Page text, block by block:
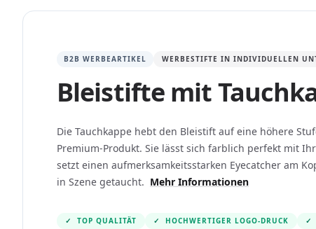
B2B WERBEARTIKEL WERBESTIFTE IN INDIVIDUELLEN
Bleistifte mit
Die Tauchkappe hebt den Bleistift auf eine höhere
Premium-Produkt. Sie lässt sich farblich perfekt mit
setzt einen aufmerksamkeitsstarken Eyecatcher am
in Szene getaucht. Mehr Informationen
✓ TOP QUALITÄT ✓ HOCHWERTIGER LOGO-DRUCK ✓